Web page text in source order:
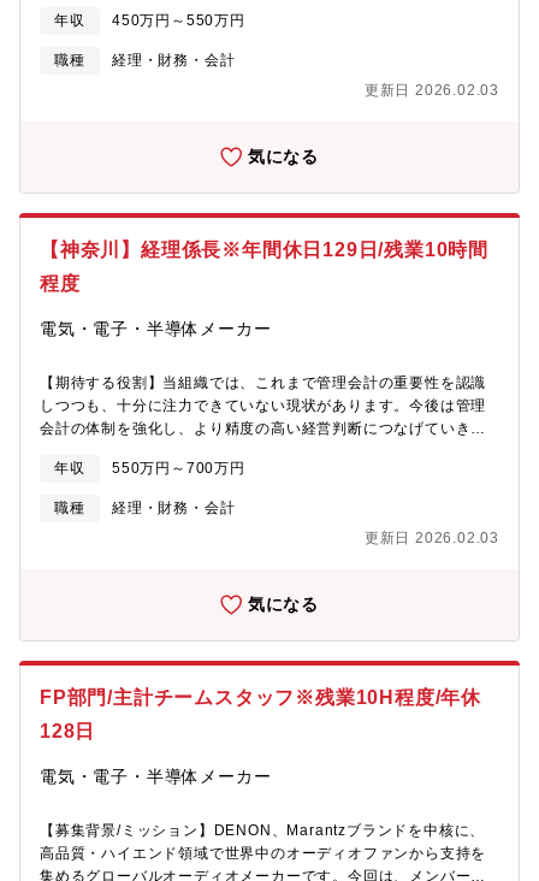
が生産をストップしているため、同社には供給し続ける社会的責
ており、売上の4割は海外となっております。
結決算／開示業務のサポートなど■将来想定する業務範囲：・決算
業務（月次、四半期、年次）・税務関連業務・会計監査対応・連
結決算（国内・海外子会社）・開示業務・メンバーマネジメント
など【組織構成】管理本部管理部経理課課長1名、課長補佐1名、
同社の経理は上場企業として監査対応や開示資料作成などの業務
取り、また製造業としての原価計算業務など幅広い経理業務を経
る事が可能な環境が整っております。【同社について】同社はス
イッチ専門メーカーとして、放送機器・特殊車両・エナジー関連
を展開しています。世界有数の品揃えと高い品質により、過酷な
応や仕様カスタマイズなど、お客様のニーズに応じた柔軟な提案
力を強みに、社会インフラの安定稼働を支えています。
年収 450万円～550万円
職種
経理・財務・会計
更新日 2026.02.03
気になる
【神奈川】経理係長※年間休日129日/残業10時間
程度
電気・電子・半導体メーカー
【期待する役割】当組織では、これまで管理会計の重要性を認識
しつつも、十分に注力できていない現状があります。今後は管理
会計の体制を強化し、より精度の高い経営判断につなげていきた
を全般的にお任せし、組織の理解を深めていただきながら、将来
的には管理会計分野をリードしていただくことを期待していま
す。将来は管理会計の第一人者としてご活躍いただける可能性も
ございます。係長クラスでの採用を予定しております。【職務内
計算書類・有価証券報告書・四半期報告書）■会計監査対応■原価
や、予算実績管理、経営管理資料作成などの業務もお任せする予
業時間：10時間程度■マイカー通勤可能【魅力】同社の経理は上場
企業として監査対応や開示資料作成などの業務に携わるだけでな
としての原価計算業務など幅広い経理業務を経験できる環境があ
ーとして、放送機器・特殊車両・エナジー関連設備・発電所・欧
州鉄道など、多様な産業インフラを支える製品を展開していま
年収 550万円～700万円
職種
経理・財務・会計
更新日 2026.02.03
気になる
FP部門/主計チームスタッフ※残業10H程度/年休
128日
電気・電子・半導体メーカー
【募集背景/ミッション】DENON、Marantzブランドを中核に、
高品質・ハイエンド領域で世界中のオーディオファンから支持を
集めるグローバルオーディオメーカーです。今回は、メンバーの